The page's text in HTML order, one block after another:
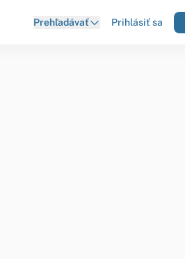
Prehľadávať Prihlásiť sa